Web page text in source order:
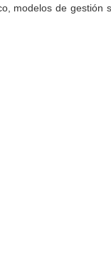
modelos de gestión